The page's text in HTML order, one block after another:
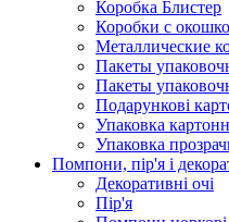
Коробка Блистер
Коробки с
Металлические
Пакеты
Пакеты
Подарункові
Упаковка
Упаковка
Помпони, пір'я і
Декоративні очі
Пір'я